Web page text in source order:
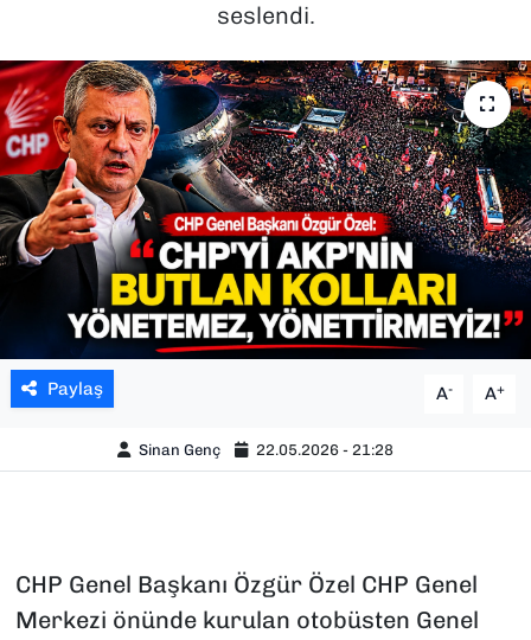
seslendi.
Paylaş A- A+
Sinan Genç 22.05.2026 - 21:28
CHP Genel Başkanı Özgür Özel CHP Genel
Merkezi önünde kurulan otobüsten Genel
TEKNOLOJİ
YAŞAM
YEREL YÖNETİMLER